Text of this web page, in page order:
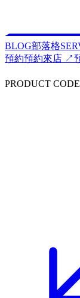
BLOG部落格
預約預約來店 ↗
PRODUCT CODE